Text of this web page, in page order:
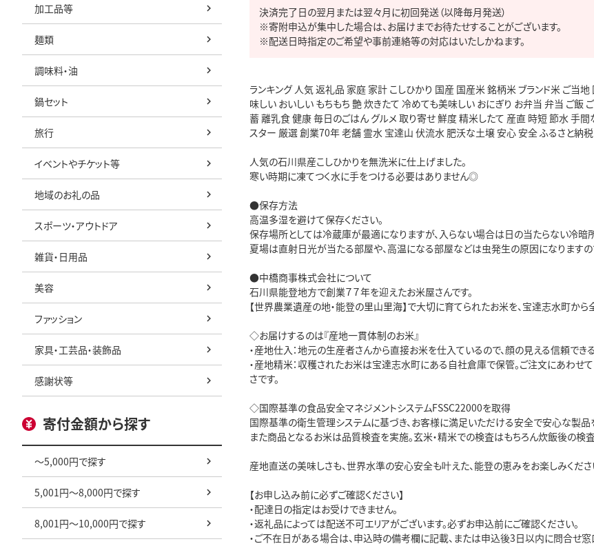
加工品等
麺類
調味料・油
鍋セット
旅行
イベントやチケット等
地域のお礼の品
スポーツ・アウトドア
雑貨・日用品
美容
ファッション
家具・工芸品・装飾品
感謝状等
寄付金額から探す
～5,000円で探す
5,001円～8,000円で探す
8,001円～10,000円で探す
決済完了日の翌月または翌々月に初回発送（以降毎月発送）
※寄附申込が集中した場合は、お届けまでお待たせすることがございます。
※配送日時指定のご希望や事前連絡等の対応はいたしかねます。
ランキング 人気 返礼品 家庭 家計 こしひかり 国産 国産米 銘柄米 ブランド米 ご
味しい おいしい もちもち 艶 炊きたて 冷めても美味しい おにぎり お弁当 弁当 ご
蓄 離乳食 健康 毎日のごはん グルメ 取り寄せ 鮮度 精米したて 産直 時短 節水 手
スター 厳選 創業70年 老舗 霊水 宝達山 伏流水 肥沃な土壌 安心 安全 ふるさと納税
人気の石川県産こしひかりを無洗米に仕上げました。
寒い時期に凍てつく水に手をつける必要はありません◎
●保存方法
高温多湿を避けて保存ください。
保存場所としては冷蔵庫が最適になりますが、入らない場合は日の当たらない冷暗所
夏場は直射日光が当たる部屋や、高温になる部屋などは虫発生の原因になりますの
●中橋商事株式会社について
石川県能登地方で創業７７年を迎えたお米屋さんです。
【世界農業遺産の地・能登の里山里海】で大切に育てられたお米を、宝達志水町から
◇お届けするのは『産地一貫体制のお米』
・産地仕入：地元の生産者さんから直接お米を仕入ているので、顔の見える信頼でき
・産地精米：収穫されたお米は宝達志水町にある自社倉庫で保管。ご注文にあわせ
さです。
◇国際基準の食品安全マネジメントシステムFSSC22000を取得
国際基準の衛生管理システムに基づき、お客様に満足いただける安全で安心な製品
また商品となるお米は品質検査を実施。玄米・精米での検査はもちろん炊飯後の検
産地直送の美味しさも、世界水準の安心安全も叶えた、能登の恵みをお楽しみくださ
【お申し込み前に必ずご確認ください】
・配達日の指定はお受けできません。
・返礼品によっては配送不可エリアがございます。必ずお申込前にご確認ください。
・ご不在日がある場合は、申込時の備考欄に記載、または申込後3日以内に問合せ窓